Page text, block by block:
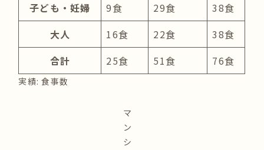
子ども・妊婦
9食 29食
38食
大人
16食 22食
38食
合計
25食 51食 76食
実績: 食事数
マ
ン
シ